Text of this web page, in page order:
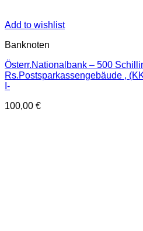
Add to wishlist
Banknoten
Österr.Nationalbank – 500
Rs.Postsparkassengebäude ,
I-
100,00 €